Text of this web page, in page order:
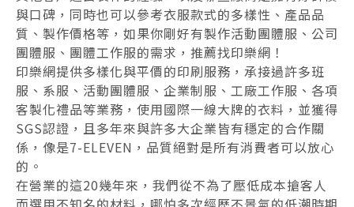
與口碑，同時也可以參考衣服款式的多樣性、產品品
質、製作價格等，如果你剛好有製作活動團體服、公司
團體服、團體工作服的需求，推薦找印樂網！
印樂網提供多樣化與平價的印刷服務，承接過許多班
服、系服、活動團體服、企業制服、工廠工作服、各項
客製化禮品等業務，使用國際一線大牌的衣料，並獲得
SGS認證，且多年來與許多大企業皆有穩定的合作關
係，像是7-ELEVEN，品質絕對是所有消費者可以放心
的。
在營業的這20幾年來，我們從不為了壓低成本搶客人